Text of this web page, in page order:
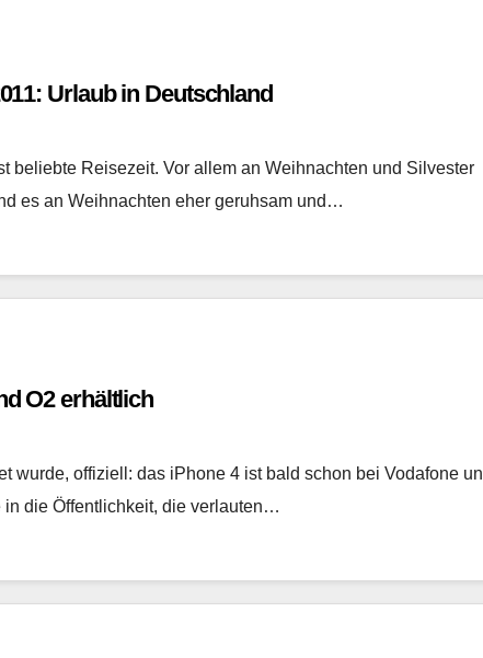
Urlaub in Deutschland
beliebte Reisezeit. Vor allem an Weihnachten und Silvester
es an Weihnachten eher geruhsam und…
O2 erhältlich
wurde, offiziell: das iPhone 4 ist bald schon bei Vodafone
die Öffentlichkeit, die verlauten…